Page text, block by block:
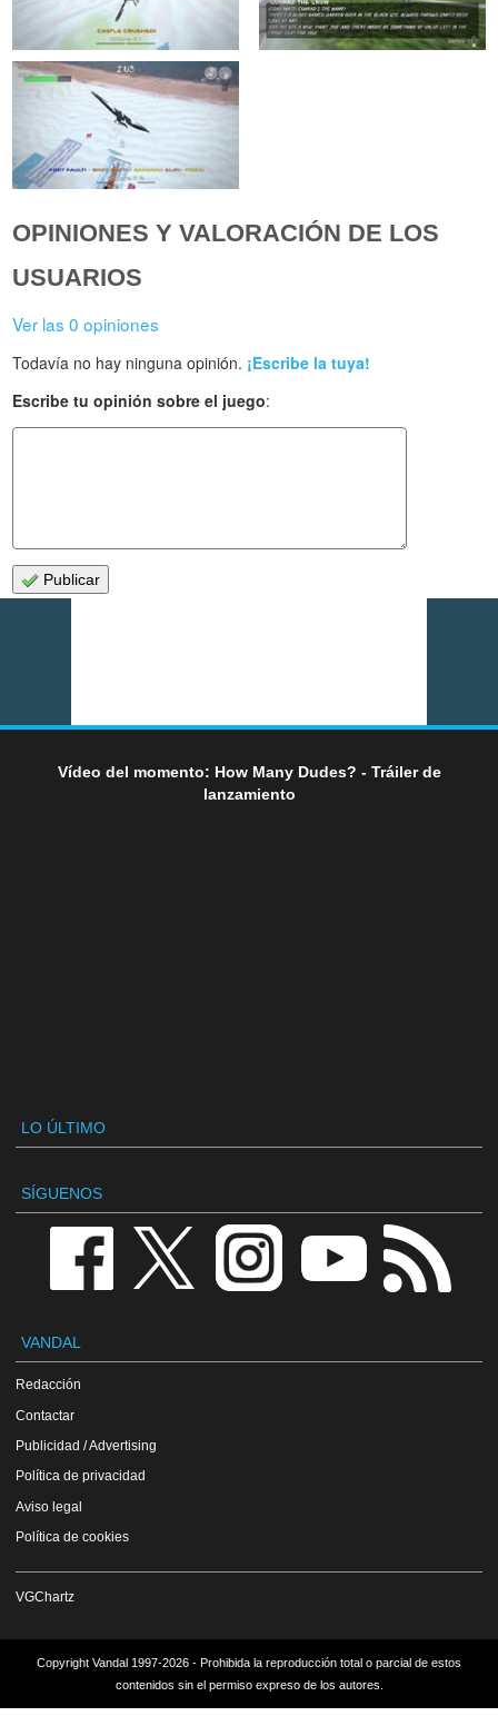
OPINIONES Y VALORACIÓN DE LOS
USUARIOS
Ver las 0 opiniones
Todavía no hay ninguna opinión. ¡Escribe la tuya!
Escribe tu opinión sobre el juego:
Publicar
Vídeo del momento: How Many Dudes? - Tráiler de
lanzamiento
LO ÚLTIMO
SÍGUENOS
VANDAL
Redacción
Contactar
Publicidad / Advertising
Política de privacidad
Aviso legal
Política de cookies
VGChartz
Copyright Vandal 1997-2026 - Prohibida la reproducción total o parcial de estos
contenidos sin el permiso expreso de los autores.